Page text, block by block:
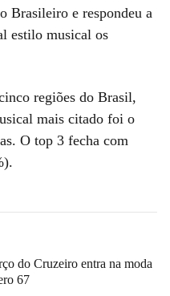
Brasileiro e respondeu a
estilo musical os
regiões do Brasil,
mais citado foi o
O top 3 fecha com
do Cruzeiro entra na moda
67